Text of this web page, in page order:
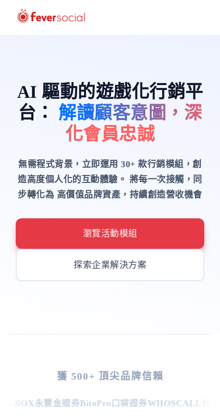
AI 驅動的遊戲化行銷平
台 ： 解讀顧客意圖，深
化會員忠誠
無需程式背景，立即運用 30+ 款行銷模組，創
造高度個人化的互動體驗。 將每一次接觸，同
步轉化為 高價值品牌資產，持續創造營收機會
瀏覽活動模組
探索企業解決方案
獲 500+ 頂尖品牌信賴
永豐金證券BitoPro口袋證券WHOSCALL台灣